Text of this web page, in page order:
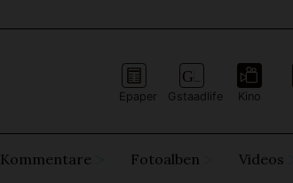
Epaper Gstaadlife Kino
Kommentare Fotoalben Videos